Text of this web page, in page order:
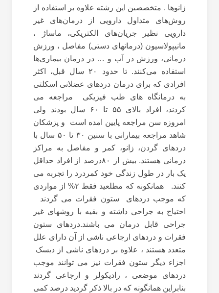
زانوها . متخصصین این رشته علاوه بر استفاده از
روش‌های متداول دارویی از درمان‌های غیر
دارویی نظیر جریان‌های الکتریکی، ماساژ ،
مانیپولاسیون (درمانهای دستی) مفاصل ، ورزش
درمانی، ورزش در آب و … در درمان بیماری‌ها
استفاده می‌کنند. تا حدود ۲۰ سال قبل، اکثر
افرادی که برای درمان دردهای عضلانی اسکلتی
به درمانگاه های طب فیزیکی مراجعه می
کردند، افراد بالای ۵۵ تا ۶۰ سال بودند ولی
امروزه سن مراجعه پایین امده است و پزشکان
شاهد مراجعه بیمارانی با سنین ۳۰ تا ۵۰ سال با
دردهای گردن، زانو، کمر و مفاصل به مراکز
درمانی هستند. بیش از ۸۰درصد از افراد حداقل
یک بار در طول زندگی خود کمردرد را تجربه می
کنند. همانکونه که مطلعید فقط ۲% از مواردی
که موجب دردهای ستون فقرات می گردند
احتیاج به جراحی داشته و بقیه با روشهای غیر
جراحی قابل درمان می باشند.دردهای ستون
فقرات و دردهای ارجاعی ناشی از آن دارای علل
متعدد هستند ، علاوه بر دردهای ناشی از دیسک
اجزاء دیگر ستون فقرات نیز می توانند موجب
دردهای موضعی ، رادیکولر و ارجاعی گردند
بنابراین همانگونه که در بالا ذکر گردید درصد کمی